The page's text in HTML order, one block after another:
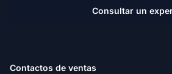
Consultar un
Contactos de ventas